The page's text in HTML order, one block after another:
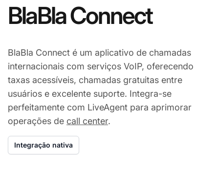
BlaBla Connect
BlaBla Connect é um aplicativo de chamadas
internacionais com serviços VoIP, oferecendo
taxas acessíveis, chamadas gratuitas entre
usuários e excelente suporte. Integra-se
perfeitamente com LiveAgent para aprimorar
operações de call center.
Integração nativa